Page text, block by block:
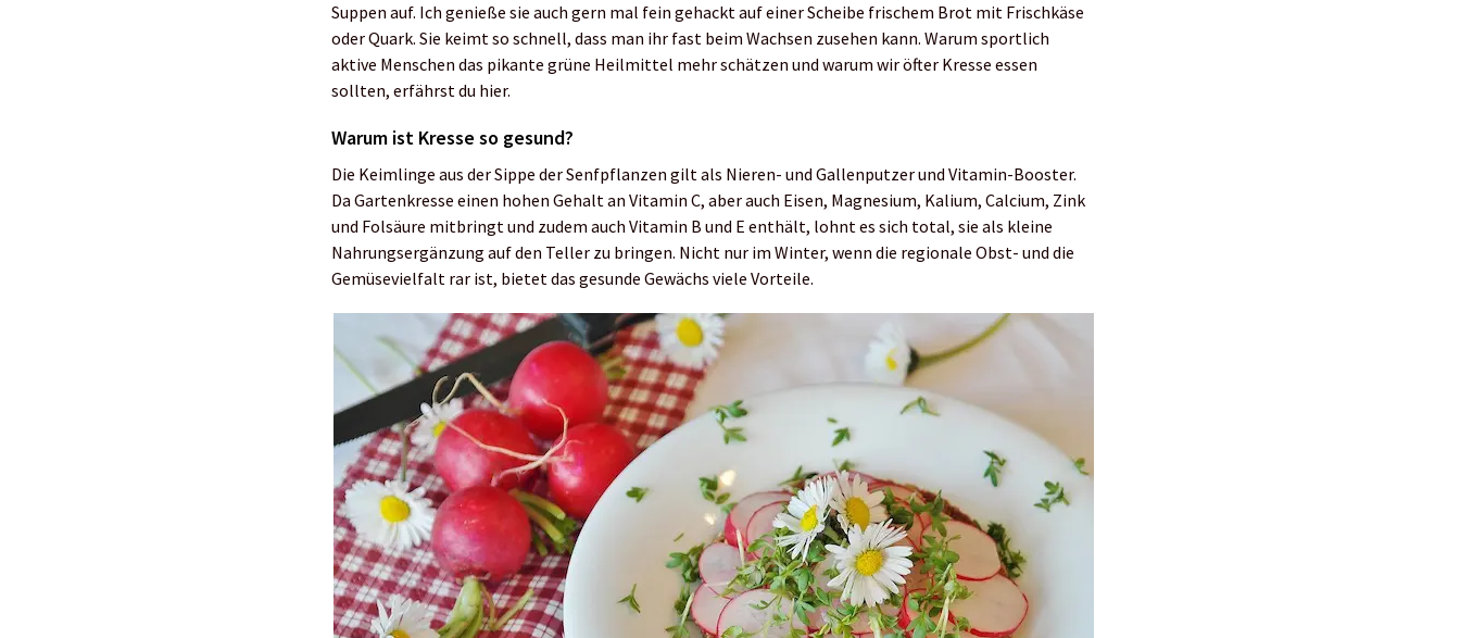
Suppen auf. Ich genieße sie auch gern mal fein gehackt auf einer Scheibe frischem Brot mit Frischkäse
oder Quark. Sie keimt so schnell, dass man ihr fast beim Wachsen zusehen kann. Warum sportlich
aktive Menschen das pikante grüne Heilmittel mehr schätzen und warum wir öfter Kresse essen
sollten, erfährst du hier.
Warum ist Kresse so gesund?
Die Keimlinge aus der Sippe der Senfpflanzen gilt als Nieren- und Gallenputzer und Vitamin-Booster.
Da Gartenkresse einen hohen Gehalt an Vitamin C, aber auch Eisen, Magnesium, Kalium, Calcium, Zink
und Folsäure mitbringt und zudem auch Vitamin B und E enthält, lohnt es sich total, sie als kleine
Nahrungsergänzung auf den Teller zu bringen. Nicht nur im Winter, wenn die regionale Obst- und die
Gemüsevielfalt rar ist, bietet das gesunde Gewächs viele Vorteile.